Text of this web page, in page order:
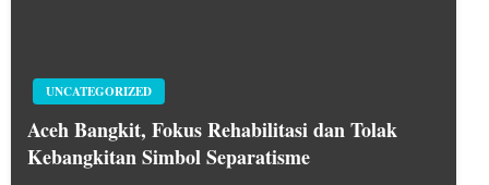
UNCATEGORIZED
Aceh Bangkit, Fokus Rehabilitasi dan Tolak
Kebangkitan Simbol Separatisme